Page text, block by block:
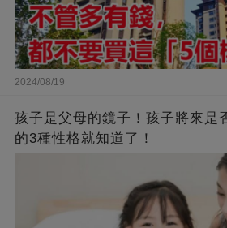
2024/08/19
孩子是父母的鏡子！孩子將來是
的3種性格就知道了！